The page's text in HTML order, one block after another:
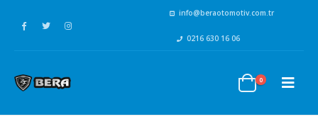
info@beraotomotiv.com.tr
0216 630 16 06
0